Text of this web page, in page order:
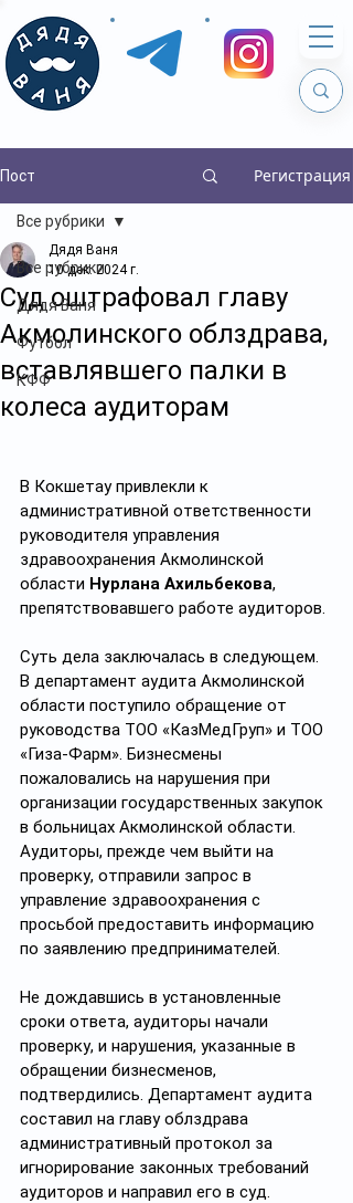
Пост Регистрация
Все рубрики
Дядя Ваня
Футбол
КФФ
Все рубрики
Суд оштрафовал главу
Акмолинского облздрава,
вставлявшего палки в
колеса аудиторам
Дядя Ваня
10 дек. 2024 г.
В Кокшетау привлекли к
административной ответственности
руководителя управления
здравоохранения Акмолинской
области Нурлана Ахильбекова,
препятствовавшего работе аудиторов.
Суть дела заключалась в следующем.
В департамент аудита Акмолинской
области поступило обращение от
руководства ТОО «КазМедГруп» и ТОО
«Гиза-Фарм». Бизнесмены
пожаловались на нарушения при
организации государственных закупок
в больницах Акмолинской области.
Аудиторы, прежде чем выйти на
проверку, отправили запрос в
управление здравоохранения с
просьбой предоставить информацию
по заявлению предпринимателей.
Не дождавшись в установленные
сроки ответа, аудиторы начали
проверку, и нарушения, указанные в
обращении бизнесменов,
подтвердились. Департамент аудита
составил на главу облздрава
административный протокол за
игнорирование законных требований
аудиторов и направил его в суд.